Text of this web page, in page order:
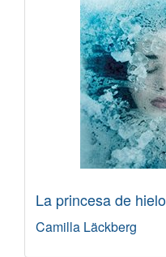
La princesa de hielo
Camilla Läckberg